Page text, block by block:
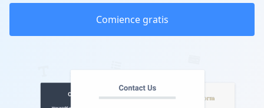
Comience gratis